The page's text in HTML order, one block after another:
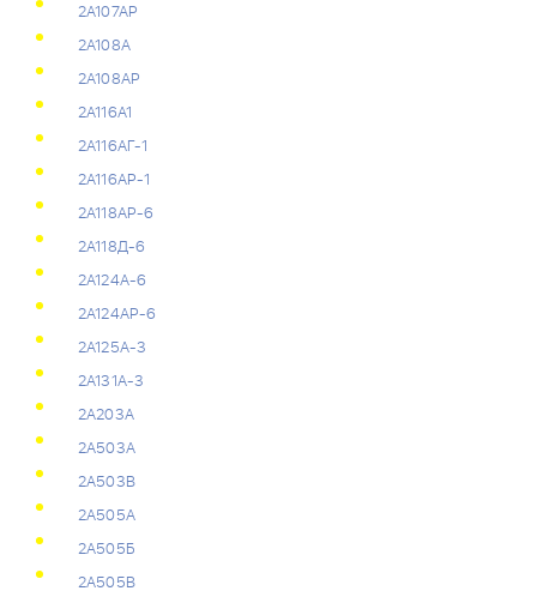
2А107АР
2А108А
2А108АР
2А116А1
2А116АГ-1
2А116АР-1
2А118АР-6
2А118Д-6
2А124А-6
2А124АР-6
2А125А-3
2А131А-3
2А203А
2А503А
2А503В
2А505А
2А505Б
2А505В